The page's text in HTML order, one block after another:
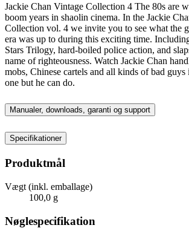
Jackie Chan Vintage Collection 4 The 80s are
boom years in shaolin cinema. In the Jackie
Collection vol. 4 we invite you to see what the
era was up to during this exciting time.
Stars Trilogy, hard-boiled police action, and
name of righteousness. Watch Jackie Chan
mobs, Chinese cartels and all kinds of bad guys
one but he can do.
Manualer, downloads, garanti og support
Specifikationer
Produktmål
Vægt (inkl. emballage)
100,0 g
Nøglespecifikation